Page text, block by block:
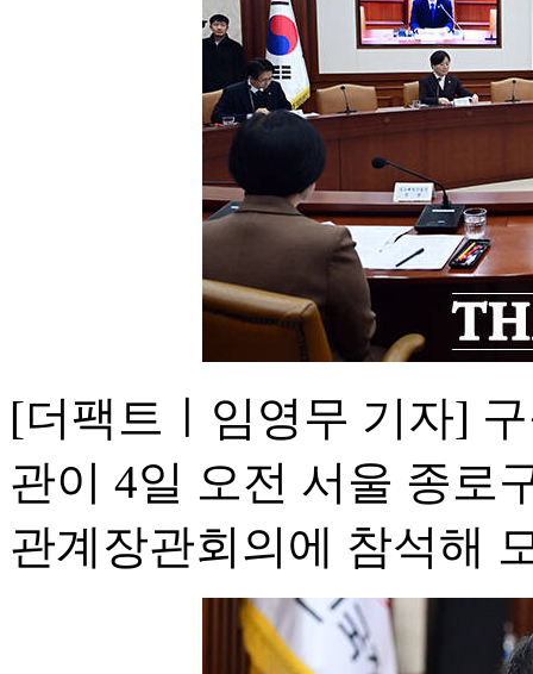
[더팩트ㅣ임영무 기자]
관이 4일 오전 서울 종로
관계장관회의에 참석해